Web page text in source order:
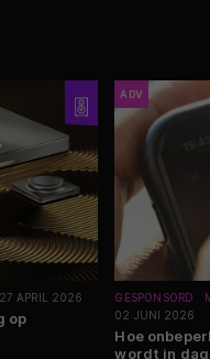
27 APRIL 2026
op
ADV
GESPONSORD
02 JUNI 2026
Hoe
wordt in